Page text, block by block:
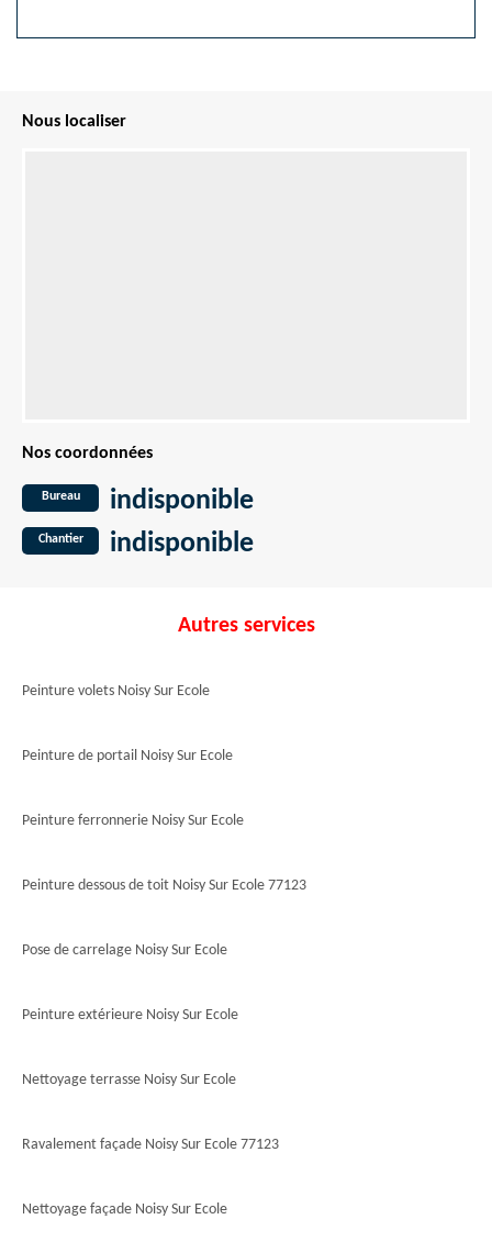
Nous localiser
Nos coordonnées
Bureau indisponible
Chantier indisponible
Autres services
Peinture volets Noisy Sur Ecole
Peinture de portail Noisy Sur Ecole
Peinture ferronnerie Noisy Sur Ecole
Peinture dessous de toit Noisy Sur Ecole 77123
Pose de carrelage Noisy Sur Ecole
Peinture extérieure Noisy Sur Ecole
Nettoyage terrasse Noisy Sur Ecole
Ravalement façade Noisy Sur Ecole 77123
Nettoyage façade Noisy Sur Ecole